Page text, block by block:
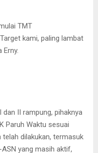
TMT
kami, paling lambat
Erny.
dan II rampung, pihaknya
Paruh Waktu sesuai
telah dilakukan, termasuk
yang masih aktif,